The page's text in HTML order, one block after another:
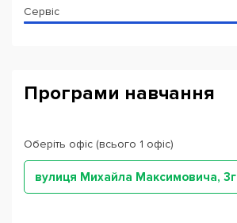
Сервіс
Програми навчання
Оберіть офіс (всього 1 офіс)
вулиця Михайла Максимовича, 3г